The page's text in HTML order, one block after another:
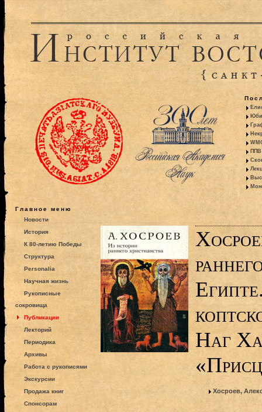
ППВ
Главное меню
Новости
История
К 80-летию Победы
Структура
Personalia
Научная жизнь
Рукописные
сокровища
Публикации
Лекторий
Периодика
Архивы
Работа с рукописями
Экскурсии
Продажа книг
Спонсорам
Наг
Хосроев,